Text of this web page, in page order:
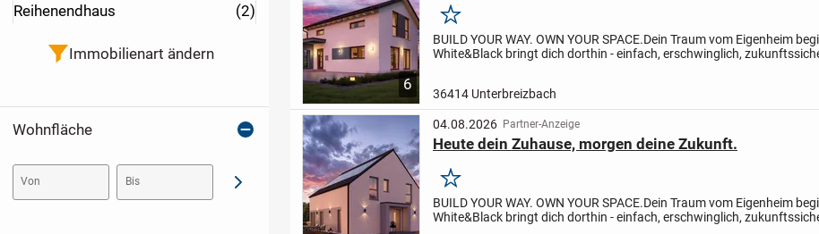
6
Merken
BUILD YOUR WAY. OWN YOUR SPACE.Dein Traum vom Eigenheim
White&Black bringt dich dorthin - einfach, erschwinglich,
36414 Unterbreizbach
04.08.2026 Partner-Anzeige
Heute dein Zuhause, morgen deine Zukunft.
Merken
BUILD YOUR WAY. OWN YOUR SPACE.Dein Traum vom Eigenheim
White&Black bringt dich dorthin - einfach, erschwinglich,
Reihenendhaus
(2)
Immobilienart ändern
Wohnfläche
Von Bis Abschicken